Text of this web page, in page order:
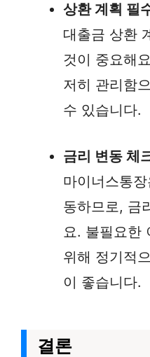
상환 계획 필
대출금 상환
것이 중요해
저히 관리함
수 있습니다.
금리 변동 체
마이너스통
동하므로, 금
요. 불필요한
위해 정기적
이 좋습니다.
결론